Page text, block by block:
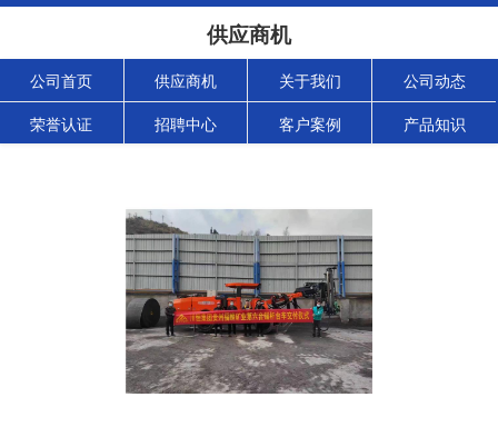
供应商机
公司首页 供应商机 关于我们 公司动态
荣誉认证 招聘中心 客户案例 产品知识